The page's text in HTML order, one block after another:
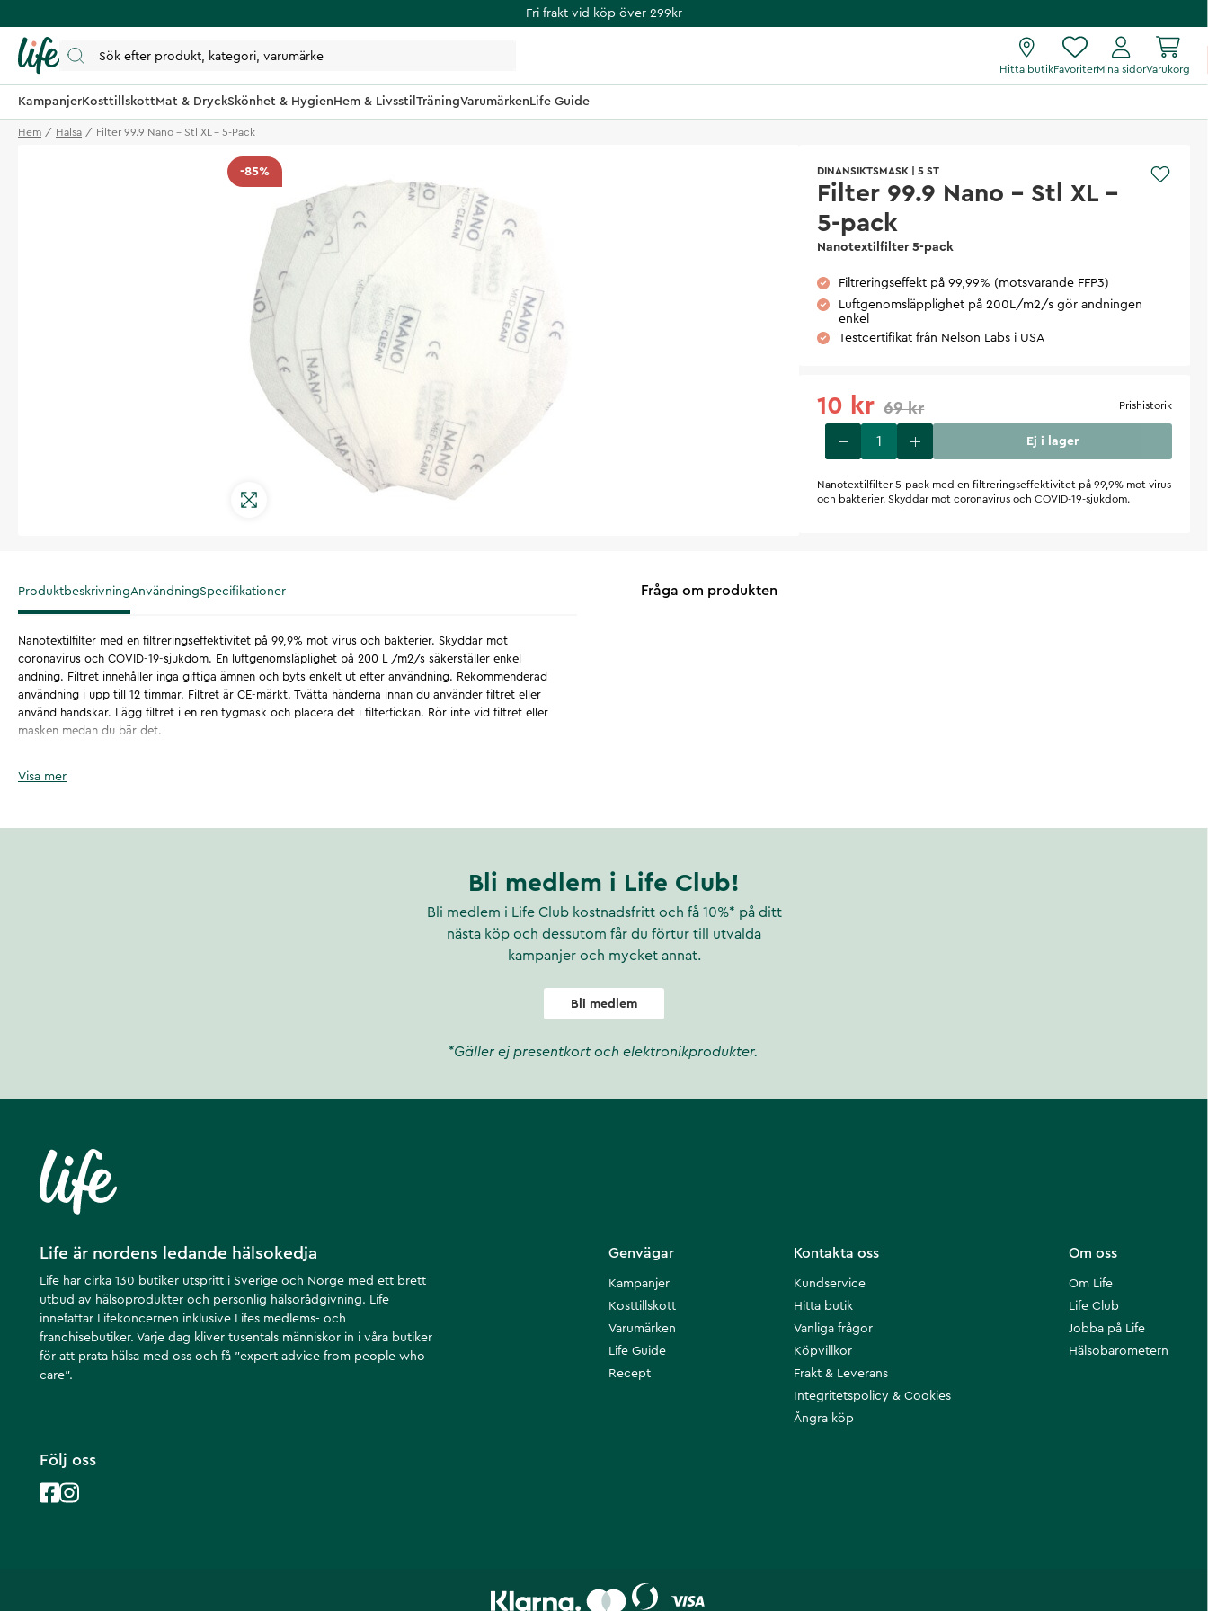
Fri frakt vid köp över 299kr
Hitta butikFavoriterMina sidorVarukorg
KampanjerKosttillskottMat & DryckSkönhet & HygienHem & Livsstil TräningVarumärkenLife Guide
Hem Halsa Filter 99.9 Nano - Stl XL - 5-Pack
-85% DINANSIKTSMASK 5 ST
Filter 99.9 Nano - Stl XL -
5-pack
Nanotextilfilter 5-pack
Filtreringseffekt på 99,99% (motsvarande FFP3)
Luftgenomsläpplighet på 200L/m2/s gör andningen
enkel
Testcertifikat från Nelson Labs i USA
10 kr 69 kr Prishistorik
Ej i lager
Nanotextilfilter 5-pack med en filtreringseffektivitet på 99,9% mot virus
och bakterier. Skyddar mot coronavirus och COVID-19-sjukdom.
ProduktbeskrivningAnvändningSpecifikationer
Nanotextilfilter med en filtreringseffektivitet på 99,9% mot virus och bakterier. Skyddar mot
coronavirus och COVID-19-sjukdom. En luftgenomsläplighet på 200 L /m2/s säkerställer enkel
andning. Filtret innehåller inga giftiga ämnen och byts enkelt ut efter användning. Rekommenderad
användning i upp till 12 timmar. Filtret är CE-märkt. Tvätta händerna innan du använder filtret eller
använd handskar. Lägg filtret i en ren tygmask och placera det i filterfickan. Rör inte vid filtret eller
masken medan du bär det.
Visa mer
Fråga om produkten
Bli medlem i Life Club!
Bli medlem i Life Club kostnadsfritt och få 10%* på ditt
nästa köp och dessutom får du förtur till utvalda
kampanjer och mycket annat.
Bli medlem
*Gäller ej presentkort och elektronikprodukter.
Life är nordens ledande hälsokedja
Life har cirka 130 butiker utspritt i Sverige och Norge med ett brett
utbud av hälsoprodukter och personlig hälsorådgivning. Life
innefattar Lifekoncernen inklusive Lifes medlems- och
franchisebutiker. Varje dag kliver tusentals människor in i våra butiker
för att prata hälsa med oss och få ”expert advice from people who
care”.
Om oss
Om Life
Life Club
Jobba på Life
Hälsobarometern
Kontakta oss
Kundservice
Hitta butik
Vanliga frågor
Köpvillkor
Frakt & Leverans
Integritetspolicy & Cookies
Ångra köp
Genvägar
Kampanjer
Kosttillskott
Varumärken
Life Guide
Recept
Följ oss